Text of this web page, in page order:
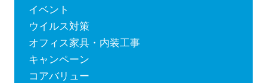
イベント
ウイルス対策
オフィス家具・内装工事
キャンペーン
コアバリュー